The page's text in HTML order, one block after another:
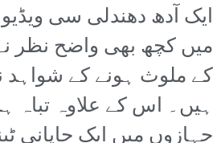
ایک آدھ دھندلی سی
میں کچھ بھی واضح نظر
کے ملوث ہونے کے شواہد
ہیں۔ اس کے علاوہ تباہ